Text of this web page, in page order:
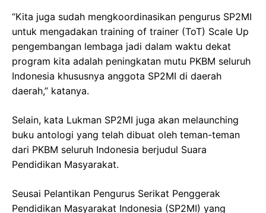
“Kita juga sudah mengkoordinasikan pengurus SP2MI
untuk mengadakan training of trainer (ToT) Scale Up
pengembangan lembaga jadi dalam waktu dekat
program kita adalah peningkatan mutu PKBM seluruh
Indonesia khususnya anggota SP2MI di daerah
daerah,” katanya.
Selain, kata Lukman SP2MI juga akan melaunching
buku antologi yang telah dibuat oleh teman-teman
dari PKBM seluruh Indonesia berjudul Suara
Pendidikan Masyarakat.
Seusai Pelantikan Pengurus Serikat Penggerak
Pendidikan Masyarakat Indonesia (SP2MI) yang